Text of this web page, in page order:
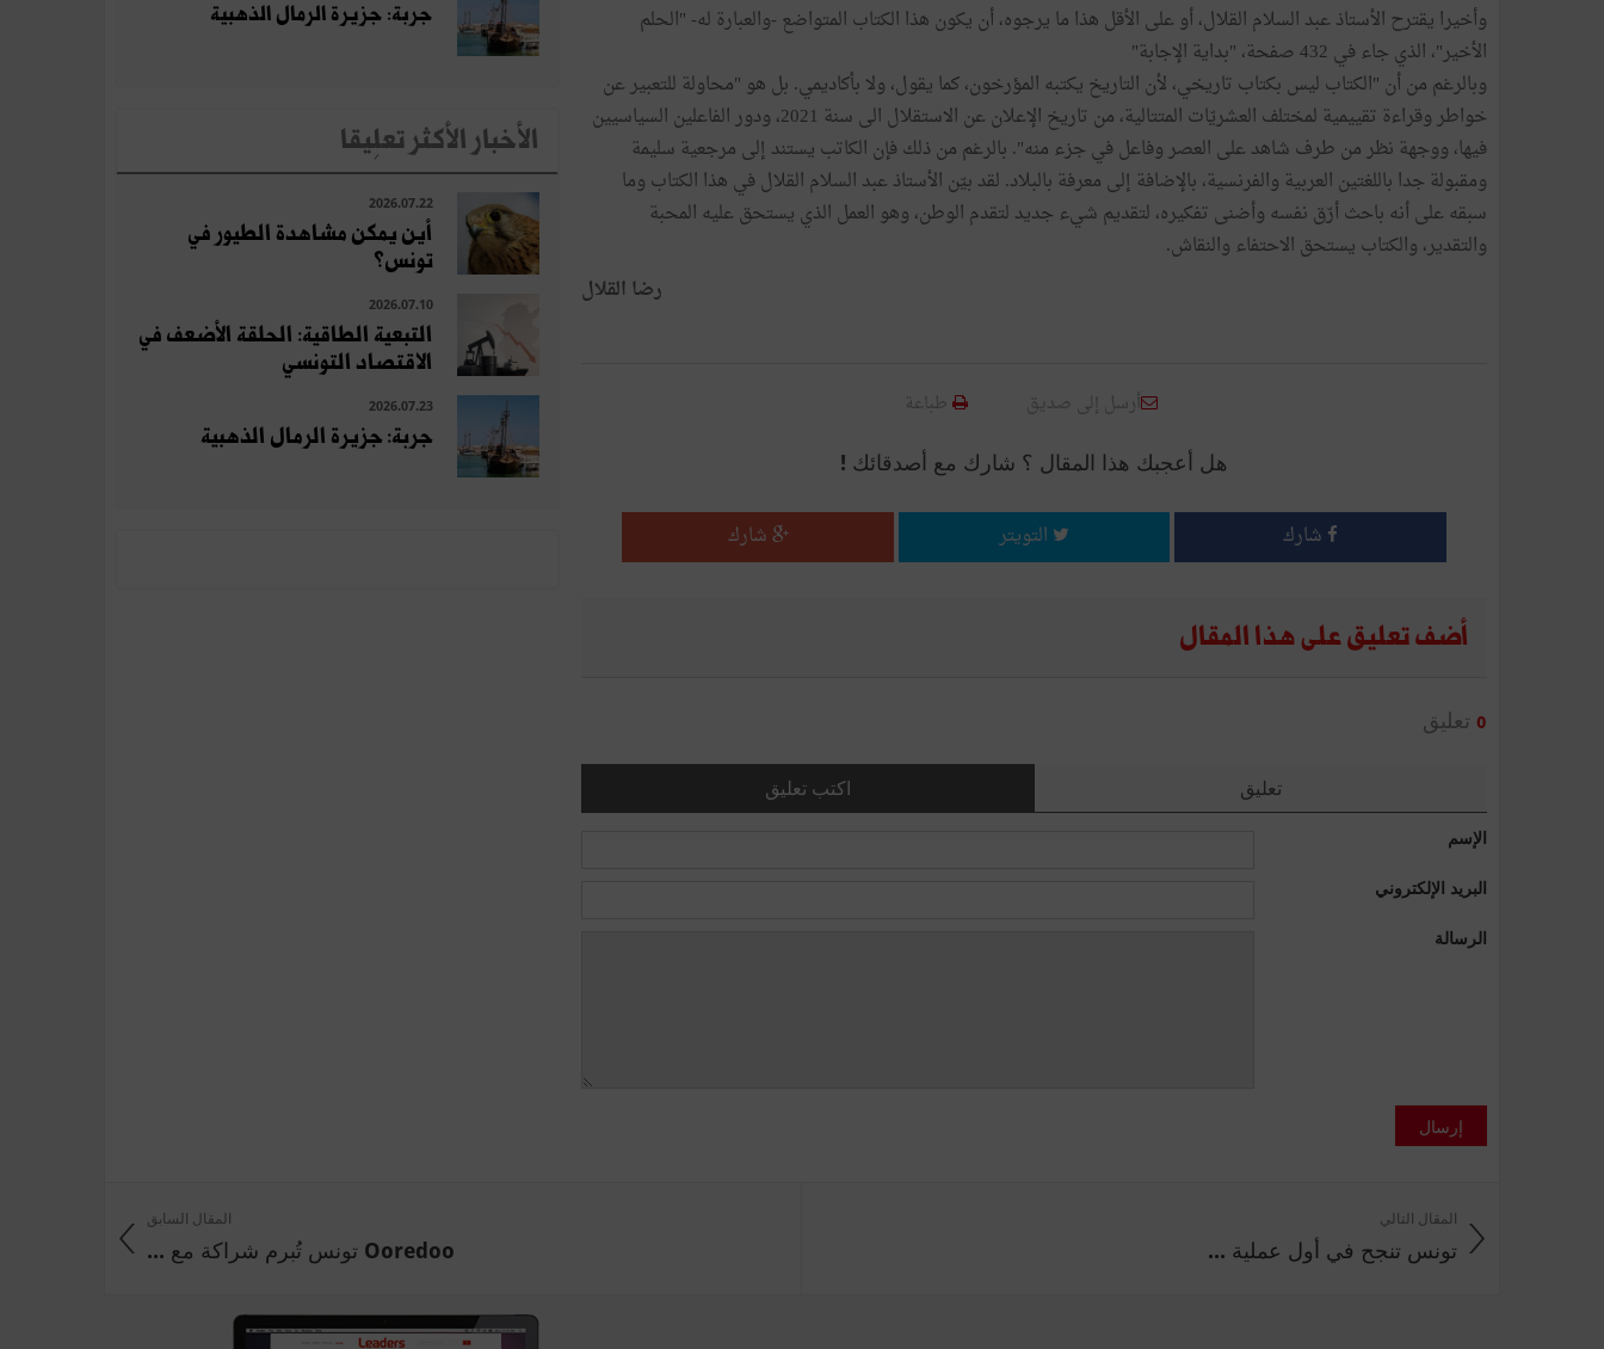
وأخيرا يقترح الأستاذ عبد السلام القلال، أو على الأقل هذا ما يرجوه، أن يكون هذا الكتاب المتواضع -والعبارة له- "الحلم
الأخير"، الذي جاء في 432 صفحة، "بداية الإجابة"
وبالرغم من أن "الكتاب ليس بكتاب تاريخي، لأن التاريخ يكتبه المؤرخون، كما يقول، ولا بأكاديمي. بل هو "محاولة للتعبير عن
خواطر وقراءة تقييمية لمختلف العشريّات المتتالية، من تاريخ الإعلان عن الاستقلال الى سنة 2021، ودور الفاعلين السياسيين
فيها، ووجهة نظر من طرف شاهد على العصر وفاعل في جزء منه". بالرغم من ذلك فإن الكاتب يستند إلى مرجعية سليمة
ومقبولة جدا باللغتين العربية والفرنسية، بالإضافة إلى معرفة بالبلاد. لقد بيّن الأستاذ عبد السلام القلال في هذا الكتاب وما
سبقه على أنه باحث أرّق نفسه وأضنى تفكيره، لتقديم شيء جديد لتقدم الوطن، وهو العمل الذي يستحق عليه المحبة
والتقدير، والكتاب يستحق الاحتفاء والنقاش.
رضا القلال
أرسل إلى صديق طباعة
هل أعجبك هذا المقال ؟ شارك مع أصدقائك !
شارك التويتر شارك
أضف تعليق على هذا المقال
0 تعليق
اكتب تعليق تعليق
الإسم
البريد الإلكتروني
الرسالة
إرسال
جربة: جزيرة الرمال الذهبية
الأخبار الأكثر تعلِيقا
2026.07.22
أين يمكن مشاهدة الطيور في
تونس؟
2026.07.10
التبعية الطاقية: الحلقة الأضعف في
الاقتصاد التونسي
2026.07.23
جربة: جزيرة الرمال الذهبية
المقال السابق
Ooredoo تونس تُبرم شراكة مع ...
المقال التالي
تونس تنجح في أول عملية ...